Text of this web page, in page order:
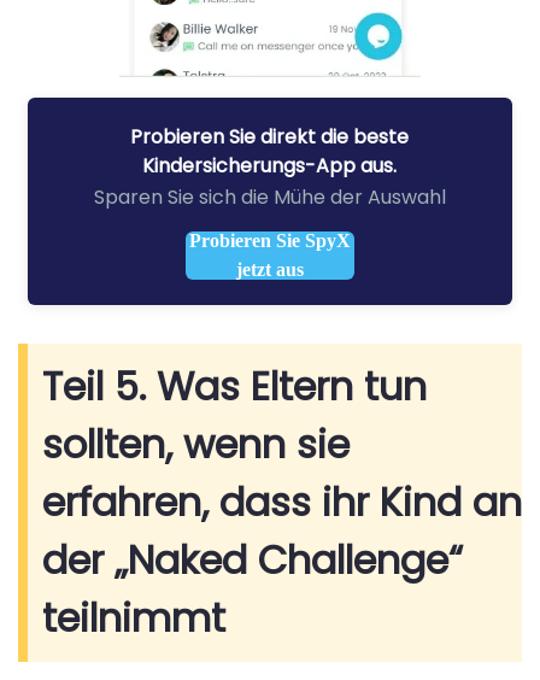
Probieren Sie direkt die beste
Kindersicherungs-App aus.
Sparen Sie sich die Mühe der Auswahl
Probieren Sie SpyX
jetzt aus
Teil 5. Was Eltern tun
sollten, wenn sie
erfahren, dass ihr Kind an
der „Naked Challenge“
teilnimmt